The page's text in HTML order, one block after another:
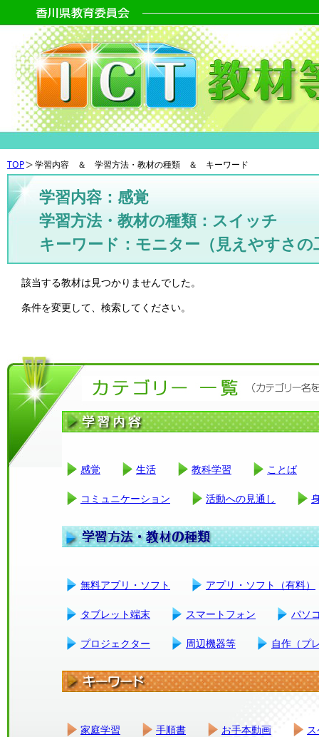
TOP 学習内容 ＆ 学習方法・教材の種類 ＆ キーワード
学習内容：感覚
学習方法・教材の種類：スイッチ
キーワード：モニター（見えやすさの
該当する教材は見つかりませんでした。
条件を変更して、検索してください。
感覚 生活 教科学習 ことば
コミュニケーション 活動への見通し
無料アプリ・ソフト アプリ・ソフト（有料）
タブレット端末 スマートフォン パソ
プロジェクター 周辺機器等 自作（プ
家庭学習 手順書 お手本動画